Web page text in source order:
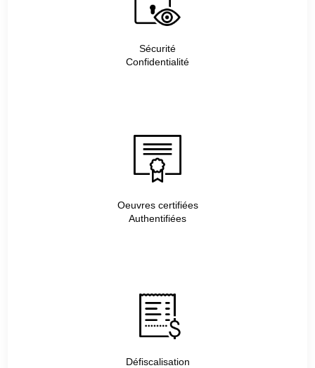
Sécurité
Confidentialité
Oeuvres certifiées
Authentifiées
Défiscalisation